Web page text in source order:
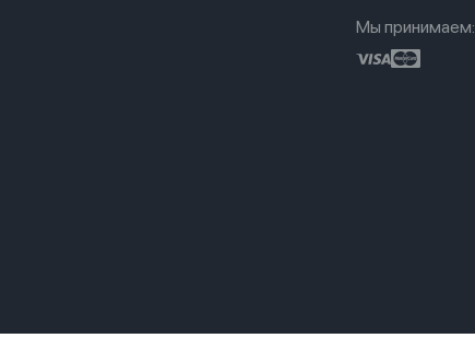
Мы принимаем: